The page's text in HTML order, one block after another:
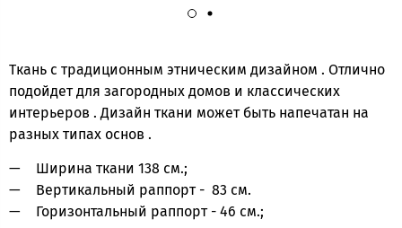
Ткань с традиционным этническим дизайном . Отлично
подойдет для загородных домов и классических
интерьеров . Дизайн ткани может быть напечатан на
разных типах основ .
Ширина ткани 138 см.;
Вертикальный раппорт - 83 см.
Горизонтальный раппорт - 46 см.;